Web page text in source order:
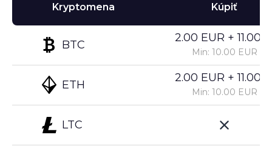
Kryptomena
BTC
ETH
LTC
Kúpiť
2.00 EUR +
Min: 10.00 EUR
2.00 EUR +
Min: 10.00 EUR